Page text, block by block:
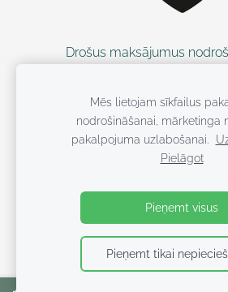
Drošus maksājumus
Visas tiesības ieturētas
Mēs lietojam sīkfailus
nodrošināšanai, mārketinga
pakalpojuma uzlabošanai.
Pielāgot
Pieņemt visus
Pieņemt tikai